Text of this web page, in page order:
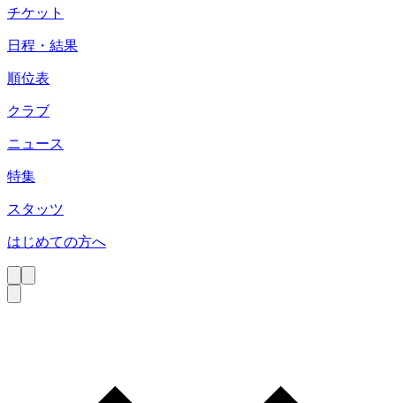
チケット
日程・結果
順位表
クラブ
ニュース
特集
スタッツ
はじめての方へ